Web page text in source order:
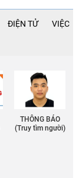
ĐIỆN TỬ VIỆC
THÔNG BÁO
(Truy tìm người)